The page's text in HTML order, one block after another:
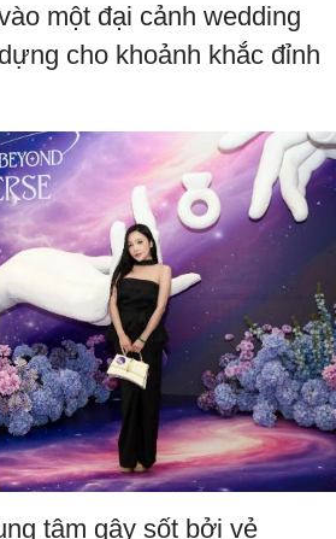
một đại cảnh wedding
cho khoảnh khắc đỉnh
tâm gây sốt bởi vẻ